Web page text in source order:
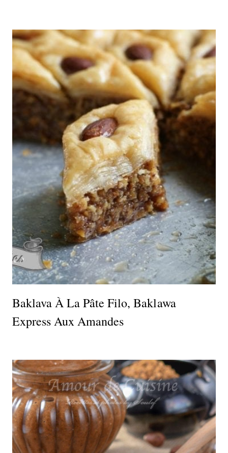
Baklava À La Pâte Filo, Baklawa
Express Aux Amandes